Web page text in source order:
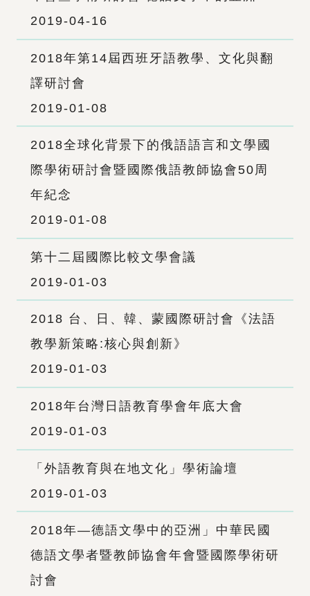
2019-04-16
2018年第14屆西班牙語教學、文化與翻
譯研討會
2019-01-08
2018全球化背景下的俄語語言和文學國
際學術研討會暨國際俄語教師協會50周
年紀念
2019-01-08
第十二屆國際比較文學會議
2019-01-03
2018 台、日、韓、蒙國際研討會《法語
教學新策略:核心與創新》
2019-01-03
2018年台灣日語教育學會年底大會
2019-01-03
「外語教育與在地文化」學術論壇
2019-01-03
2018年—德語文學中的亞洲」中華民國
德語文學者暨教師協會年會暨國際學術研
討會